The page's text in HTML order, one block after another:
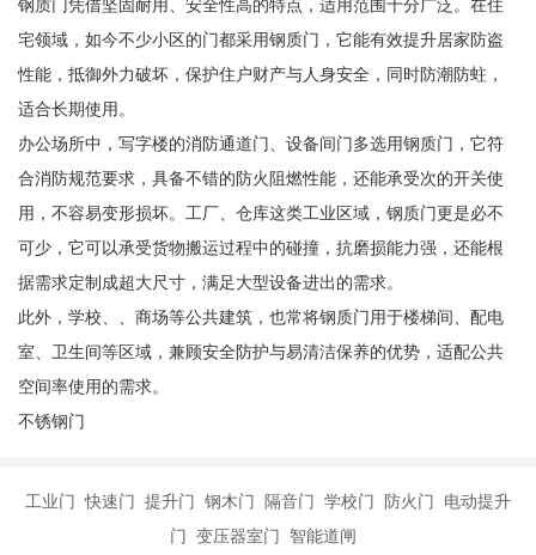
钢质门凭借坚固耐用、安全性高的特点，适用范围十分广泛。在住
宅领域，如今不少小区的门都采用钢质门，它能有效提升居家防盗
性能，抵御外力破坏，保护住户财产与人身安全，同时防潮防蛀，
适合长期使用。
办公场所中，写字楼的消防通道门、设备间门多选用钢质门，它符
合消防规范要求，具备不错的防火阻燃性能，还能承受次的开关使
用，不容易变形损坏。工厂、仓库这类工业区域，钢质门更是必不
可少，它可以承受货物搬运过程中的碰撞，抗磨损能力强，还能根
据需求定制成超大尺寸，满足大型设备进出的需求。
此外，学校、、商场等公共建筑，也常将钢质门用于楼梯间、配电
室、卫生间等区域，兼顾安全防护与易清洁保养的优势，适配公共
空间率使用的需求。
不锈钢门
工业门 快速门 提升门 钢木门 隔音门 学校门 防火门 电动提升
门 变压器室门 智能道闸